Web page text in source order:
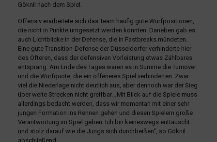
Göknil nach dem Spiel.
Offensiv erarbeitete sich das Team häufig gute Wurfpositionen,
die nicht in Punkte umgesetzt werden konnten. Daneben gab es
auch Lichtblicke in der Defense, die in Fastbreaks mündeten.
Eine gute Transition-Defense der Düsseldorfer verhinderte hier
des Öfteren, dass der defensiven Vorleistung etwas Zählbares
entsprang. Am Ende des Tages waren es in Summe die Turnover
und die Wurfquote, die ein offeneres Spiel verhinderten. Zwar
viel die Niederlage nicht deutlich aus, aber dennoch war der Sieg
über weite Strecken nicht greifbar. „Mit Blick auf die Spiele muss
allerdings bedacht werden, dass wir momentan mit einer sehr
jungen Formation ins Rennen gehen und diesen Spielern große
Verantwortung im Spiel geben. Ich bin keineswegs enttäuscht
und stolz darauf wie die Jungs sich durchbeißen“, so Göknil
abschließend.